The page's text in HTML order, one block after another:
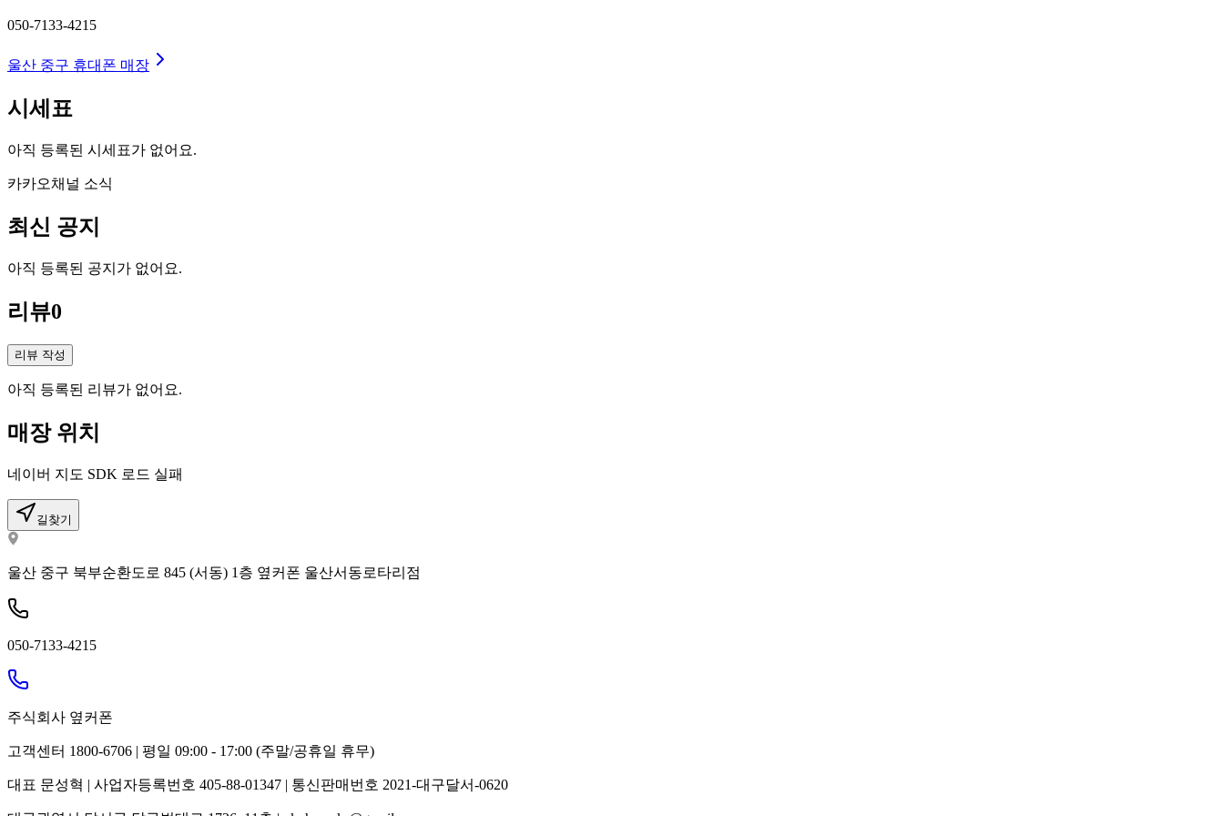
050-7133-4215
울산 중구 휴대폰 매장
시세표
아직 등록된 시세표가 없어요.
카카오채널 소식
최신 공지
아직 등록된 공지가 없어요.
리뷰0
리뷰 작성
아직 등록된 리뷰가 없어요.
매장 위치
네이버 지도 SDK 로드 실패
길찾기
울산 중구 북부순환도로 845 (서동) 1층 옆커폰 울산서동로타리점
050-7133-4215
주식회사 옆커폰
고객센터 1800-6706 | 평일 09:00 - 17:00 (주말/공휴일 휴무)
대표 문성혁 | 사업자등록번호 405-88-01347 | 통신판매번호 2021-대구달서-0620